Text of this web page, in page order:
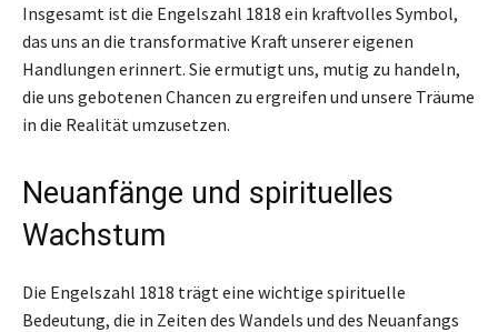
Insgesamt ist die Engelszahl 1818 ein kraftvolles Symbol,
das uns an die transformative Kraft unserer eigenen
Handlungen erinnert. Sie ermutigt uns, mutig zu handeln,
die uns gebotenen Chancen zu ergreifen und unsere Träume
in die Realität umzusetzen.
Neuanfänge und spirituelles
Wachstum
Die Engelszahl 1818 trägt eine wichtige spirituelle
Bedeutung, die in Zeiten des Wandels und des Neuanfangs